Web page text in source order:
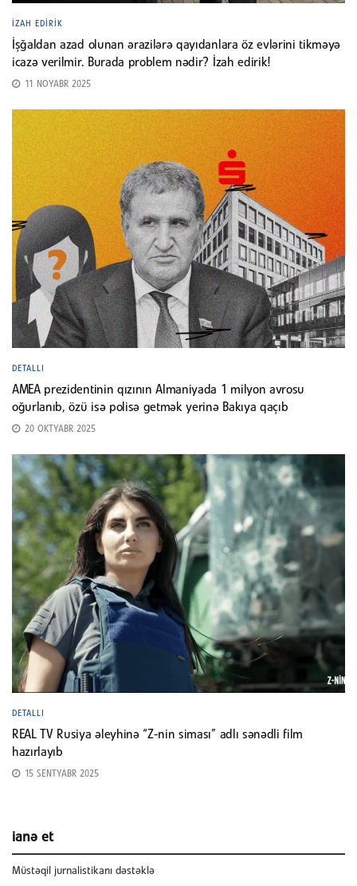
İZAH EDIRIK
İşğaldan azad olunan ərazilərə qayıdanlara öz evlərini tikməyə
icazə verilmir. Burada problem nədir? İzah edirik!
11 NOYABR 2025
DETALLI
AMEA prezidentinin qızının Almaniyada 1 milyon avrosu
oğurlanıb, özü isə polisə getmək yerinə Bakıya qaçıb
20 OKTYABR 2025
DETALLI
REAL TV Rusiya əleyhinə “Z-nin siması” adlı sənədli film
hazırlayıb
15 SENTYABR 2025
ianə et
Müstəqil jurnalistikanı dəstəklə